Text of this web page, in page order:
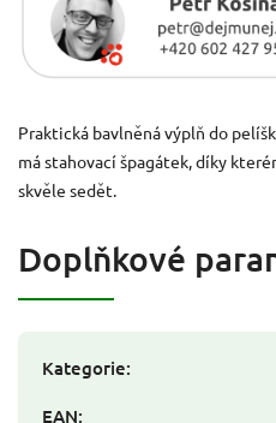
Praktická bavlněná výplň do
má stahovací špagátek, díky
skvěle sedět.
Doplňkové
Kategorie:
EAN: